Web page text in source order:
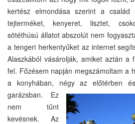
kertész elmondása szerint a
tejterméket, kenyeret, lisztet,
sötéthúsú állatot abszolút nem
a tengeri herkentyűket az internet
Alaszkából vásárolják, amiket aztán a
fel. Főzésem napján megszámoltam a
a konyhában, négy az előtérben
garázsban. Ez
nem tűnt
kevésnek. Az